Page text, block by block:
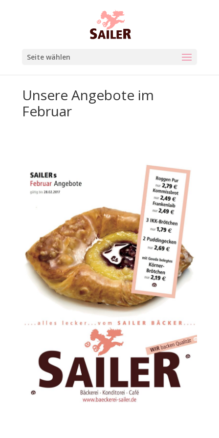
Seite wählen
Unsere Angebote im
Februar